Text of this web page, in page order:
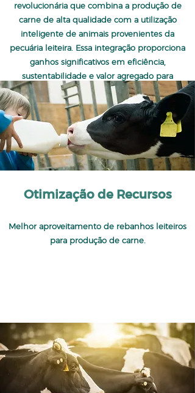
revolucionária que combina a produção de
carne de alta qualidade com a utilização
inteligente de animais provenientes da
pecuária leiteira. Essa integração proporciona
ganhos significativos em eficiência,
sustentabilidade e valor agregado para
produtores e consumidores.
Otimização de Recursos
Melhor aproveitamento de rebanhos leiteiros
para produção de carne.